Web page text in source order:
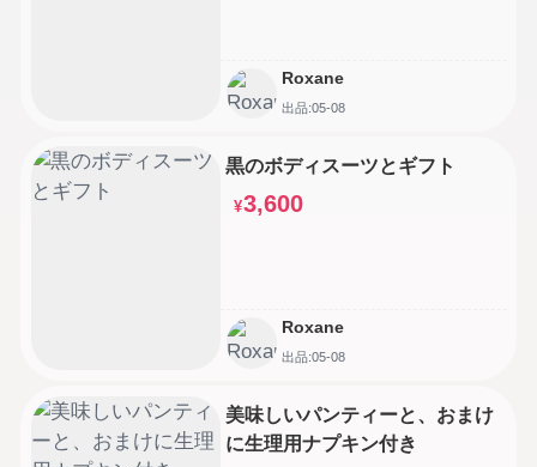
Roxane
出品:05-08
黒のボディスーツとギフト
¥3,600
Roxane
出品:05-08
美味しいパンティーと、おまけ
に生理用ナプキン付き